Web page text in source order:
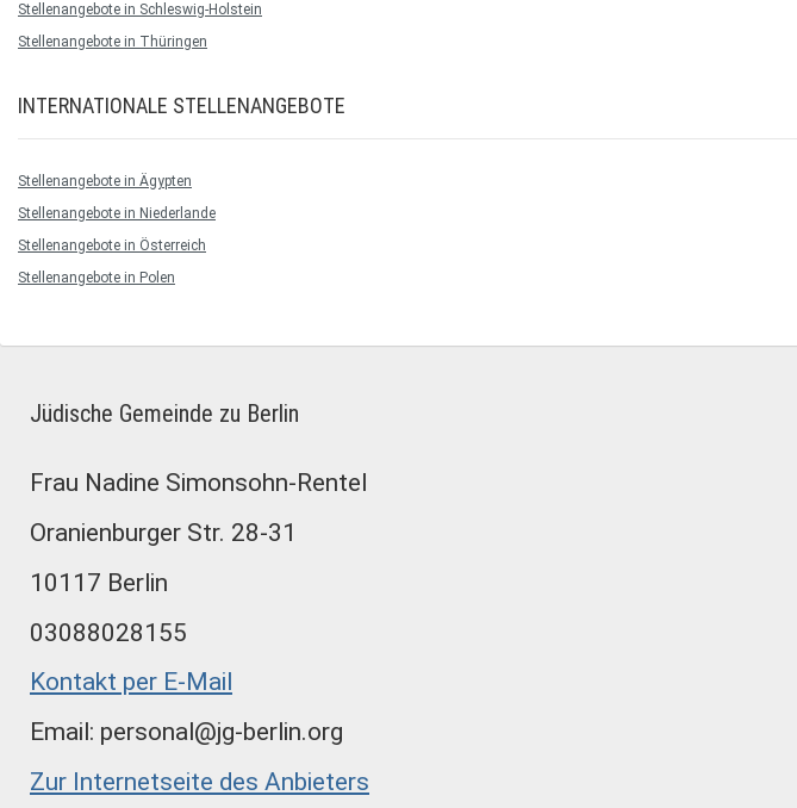
Stellenangebote in Schleswig-Holstein
Stellenangebote in Thüringen
INTERNATIONALE STELLENANGEBOTE
Stellenangebote in Ägypten
Stellenangebote in Niederlande
Stellenangebote in Österreich
Stellenangebote in Polen
Jüdische Gemeinde zu Berlin
Frau Nadine Simonsohn-Rentel
Oranienburger Str. 28-31
10117 Berlin
03088028155
Kontakt per E-Mail
Email: personal@jg-berlin.org
Zur Internetseite des Anbieters